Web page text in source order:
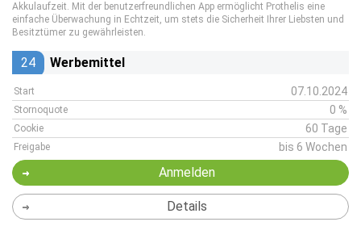
Akkulaufzeit. Mit der benutzerfreundlichen App ermöglicht Prothelis eine
einfache Überwachung in Echtzeit, um stets die Sicherheit Ihrer Liebsten und
Besitztümer zu gewährleisten.
24 Werbemittel
Start 07.10.2024
Stornoquote 0 %
Cookie 60 Tage
Freigabe bis 6 Wochen
Anmelden
Details